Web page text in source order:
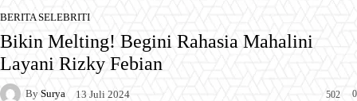
BERITA SELEBRITI
Bikin Melting! Begini Rahasia Mahalini
Layani Rizky Febian
By Surya 13 Juli 2024 0
502